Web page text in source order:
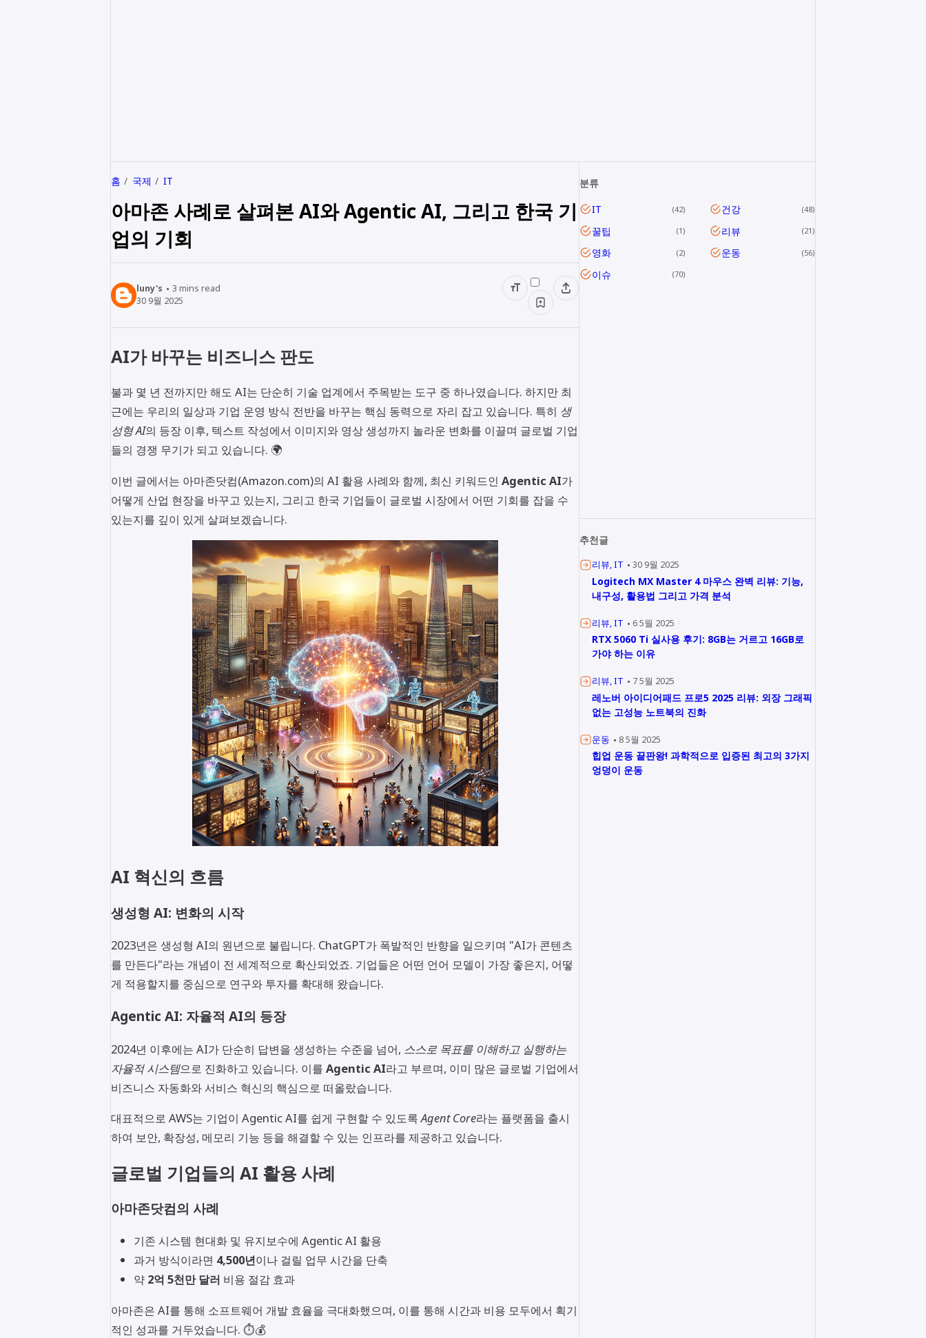
홈 국제 IT
아마존 사례로 살펴본 AI와 Agentic AI, 그리고 한국 기
업의 기회
luny's 3 mins read
30 9월 2025
AI가 바꾸는 비즈니스 판도
불과 몇 년 전까지만 해도 AI는 단순히 기술 업계에서 주목받는 도구 중 하나였습니다. 하지만 최
근에는 우리의 일상과 기업 운영 방식 전반을 바꾸는 핵심 동력으로 자리 잡고 있습니다. 특히 생
성형 AI의 등장 이후, 텍스트 작성에서 이미지와 영상 생성까지 놀라운 변화를 이끌며 글로벌 기업
들의 경쟁 무기가 되고 있습니다. 🌍
이번 글에서는 아마존닷컴(Amazon.com)의 AI 활용 사례와 함께, 최신 키워드인 Agentic AI가
어떻게 산업 현장을 바꾸고 있는지, 그리고 한국 기업들이 글로벌 시장에서 어떤 기회를 잡을 수
있는지를 깊이 있게 살펴보겠습니다.
AI 혁신의 흐름
생성형 AI: 변화의 시작
2023년은 생성형 AI의 원년으로 불립니다. ChatGPT가 폭발적인 반향을 일으키며 "AI가 콘텐츠
를 만든다"라는 개념이 전 세계적으로 확산되었죠. 기업들은 어떤 언어 모델이 가장 좋은지, 어떻
게 적용할지를 중심으로 연구와 투자를 확대해 왔습니다.
Agentic AI: 자율적 AI의 등장
2024년 이후에는 AI가 단순히 답변을 생성하는 수준을 넘어, 스스로 목표를 이해하고 실행하는
자율적 시스템으로 진화하고 있습니다. 이를 Agentic AI라고 부르며, 이미 많은 글로벌 기업에서
비즈니스 자동화와 서비스 혁신의 핵심으로 떠올랐습니다.
대표적으로 AWS는 기업이 Agentic AI를 쉽게 구현할 수 있도록Agent Core라는 플랫폼을 출시
하여 보안, 확장성, 메모리 기능 등을 해결할 수 있는 인프라를 제공하고 있습니다.
글로벌 기업들의 AI 활용 사례
아마존닷컴의 사례
기존 시스템 현대화 및 유지보수에 Agentic AI 활용
과거 방식이라면 4,500년이나 걸릴 업무 시간을 단축
약 2억 5천만 달러 비용 절감 효과
아마존은 AI를 통해 소프트웨어 개발 효율을 극대화했으며, 이를 통해 시간과 비용 모두에서 획기
적인 성과를 거두었습니다. ⏱💰
분류
IT 42 건강 48
꿀팁 1 리뷰 21
영화 2 운동 56
이슈 70
추천글
리뷰 IT 30 9월 2025
Logitech MX Master 4 마우스 완벽 리뷰: 기능,
내구성, 활용법 그리고 가격 분석
리뷰 IT 6 5월 2025
RTX 5060 Ti 실사용 후기: 8GB는 거르고 16GB로
가야 하는 이유
리뷰 IT 7 5월 2025
레노버 아이디어패드 프로5 2025 리뷰: 외장 그래픽
없는 고성능 노트북의 진화
운동 8 5월 2025
힙업 운동 끝판왕! 과학적으로 입증된 최고의 3가지
엉덩이 운동